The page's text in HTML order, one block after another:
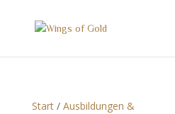
Start/ Ausbildungen &